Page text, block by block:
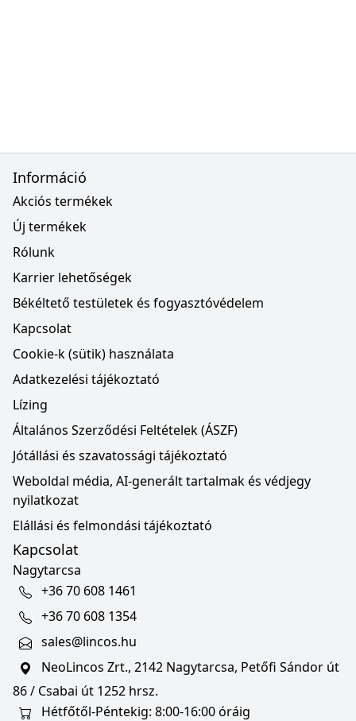
Információ
Akciós termékek
Új termékek
Rólunk
Karrier lehetőségek
Békéltető testületek és fogyasztóvédelem
Kapcsolat
Cookie-k (sütik) használata
Adatkezelési tájékoztató
Lízing
Általános Szerződési Feltételek (ÁSZF)
Jótállási és szavatossági tájékoztató
Weboldal média, AI-generált tartalmak és védjegy
nyilatkozat
Elállási és felmondási tájékoztató
Kapcsolat
Nagytarcsa
+36 70 608 1461
+36 70 608 1354
sales@lincos.hu
NeoLincos Zrt., 2142 Nagytarcsa, Petőfi Sándor út
86 / Csabai út 1252 hrsz.
Hétfőtől-Péntekig: 8:00-16:00 óráig